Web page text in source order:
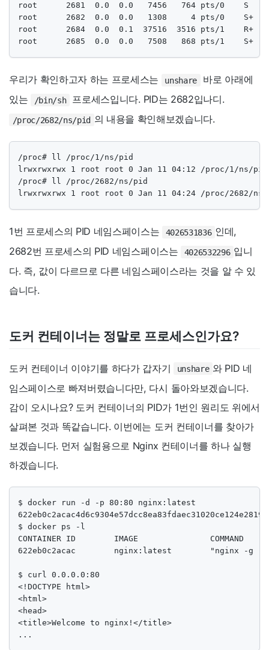
root      2681  0.0  0.0   7456   764 pts/0    S
root      2682  0.0  0.0   1308     4 pts/0    S+
root      2684  0.0  0.1  37516  3516 pts/1    R+
root      2685  0.0  0.0   7508   868 pts/1    S+
우리가 확인하고자 하는 프로세스는 unshare
바로 아래에
있는
/bin/sh 프로세스입니다. PID는 2682입나디.
/proc/2682/ns/pid 의 내용을 확인해보겠습니다.
/proc# ll /proc/1/ns/pid
lrwxrwxrwx 1 root root 0 Jan 11 04:12 /proc/1/ns/
/proc# ll /proc/2682/ns/pid
lrwxrwxrwx 1 root root 0 Jan 11 04:24 /proc/2682/
1번 프로세스의 PID 네임스페이스는 4026531836 인데,
2682번 프로세스의 PID 네임스페이스는
4026532296 입니
다. 즉, 값이 다르므로 다른 네임스페이스라는 것을 알 수 있
습니다.
도커 컨테이너는 정말로 프로세스인가요?
도커 컨테이너 이야기를 하다가 갑자기 unshare 와 PID 네
임스페이스로 빠져버렸습니다만, 다시 돌아와보겠습니다.
감이 오시나요? 도커 컨테이너의 PID가 1번인 원리도 위에서
살펴본 것과 똑같습니다. 이번에는 도커 컨테이너를 찾아가
보겠습니다. 먼저 실험용으로 Nginx 컨테이너를 하나 실행
하겠습니다.
$ docker run -d -p 80:80 nginx:latest
$ docker ps -l
CONTAINER ID        IMAGE
622eb0c2acac        nginx:latest        "nginx -g
$ curl 0.0.0.0:80
<!DOCTYPE html>
<html>
<head>
<title>Welcome to nginx!</title>
...